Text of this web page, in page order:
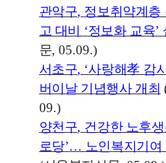
관악구, 정보취약계층
고 대비 ‘정보화 교육’
문, 05.09.)
서초구, ‘사랑해孝 감
버이날 기념행사 개최
09.)
양천구, 건강한 노후
로당’… 노인복지기